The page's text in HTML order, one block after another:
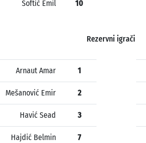
Softić Emil 10
Rezervni igrači
Arnaut Amar 1
Mešanović Emir 2
Havić Sead 3
Hajdić Belmin 7